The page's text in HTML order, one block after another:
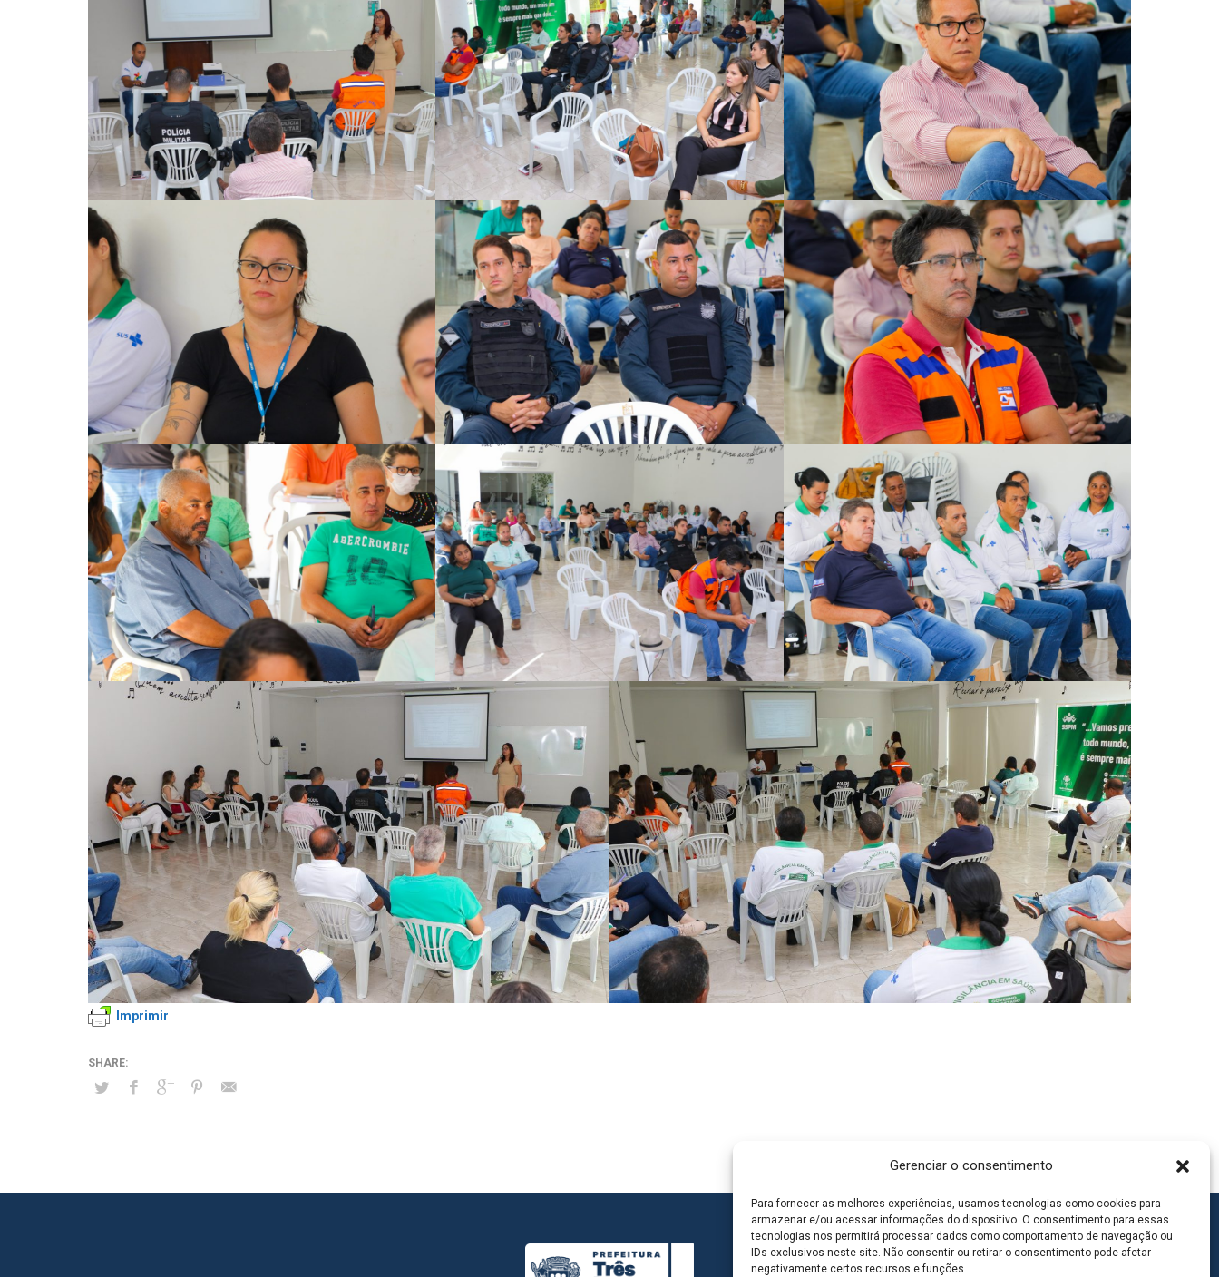
Gerenciar o consentimento
Para fornecer as melhores experiências, usamos tecnologias como cookies para
armazenar e/ou acessar informações do dispositivo. O consentimento para essas
tecnologias nos permitirá processar dados como comportamento de navegação ou
IDs exclusivos neste site. Não consentir ou retirar o consentimento pode afetar
negativamente certos recursos e funções.
Imprimir